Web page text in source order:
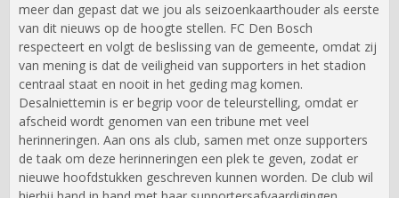
meer dan gepast dat we jou als seizoenkaarthouder als eerste
van dit nieuws op de hoogte stellen. FC Den Bosch
respecteert en volgt de beslissing van de gemeente, omdat zij
van mening is dat de veiligheid van supporters in het stadion
centraal staat en nooit in het geding mag komen.
Desalniettemin is er begrip voor de teleurstelling, omdat er
afscheid wordt genomen van een tribune met veel
herinneringen. Aan ons als club, samen met onze supporters
de taak om deze herinneringen een plek te geven, zodat er
nieuwe hoofdstukken geschreven kunnen worden. De club wil